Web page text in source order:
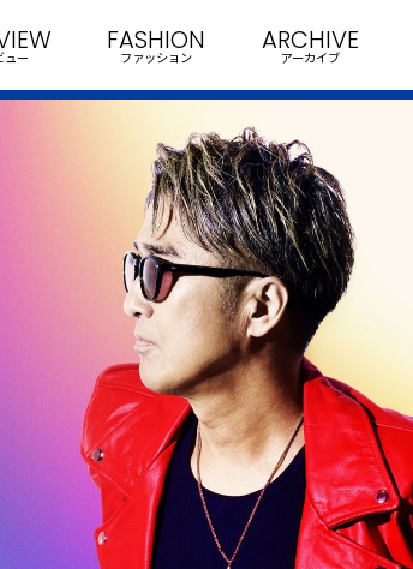
ュー
FASHION
ファッション
ARCHIVE
アーカイブ